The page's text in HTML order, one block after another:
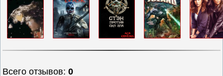
Всего отзывов:0